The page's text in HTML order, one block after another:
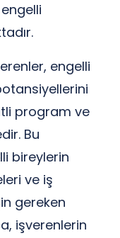
engelli
program ve
Bu
bireylerin
ve iş
gereken
işverenlerin